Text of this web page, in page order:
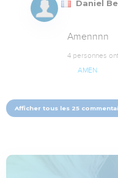
Daniel
Amennnn
4 personnes
AMEN
Afficher tous les 25